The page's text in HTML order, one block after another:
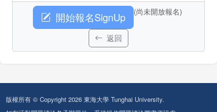
開始報名SignUp (尚未開放報名)
返回
版權所有 © Copyright 2026 東海大學 Tunghai University.